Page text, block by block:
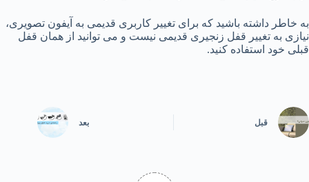
به خاطر داشته باشید که برای تغییر کاربری قدیمی به آیفون تصویری،
نیازی به تغییر قفل زنجیری قدیمی نیست و می توانید از همان قفل
قبلی خود استفاده کنید.
قبل بعد